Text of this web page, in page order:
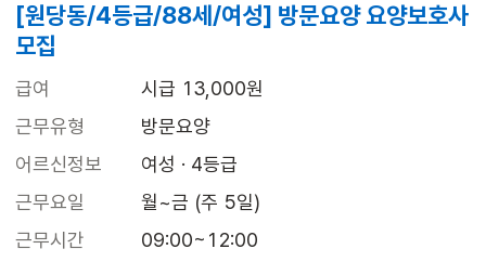
[원당동/4등급/88세/여성] 방문요양 요양보호사
모집
급여
시급 13,000원
근무유형
방문요양
어르신정보
여성 · 4등급
근무요일
월~금 (주 5일)
근무시간
09:00~12:00